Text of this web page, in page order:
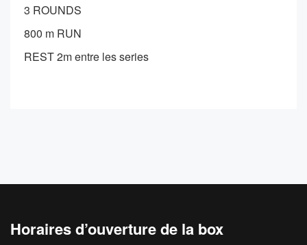
3 ROUNDS
800 m RUN
REST 2m entre les series
Horaires d’ouverture de la box